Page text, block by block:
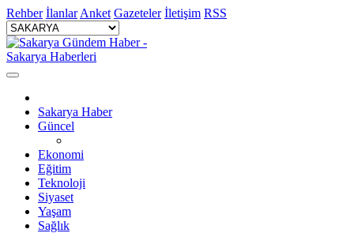
Rehber İlanlar Anket Gazeteler İletişim RSS
Sakarya Haber
Güncel
Ekonomi
Eğitim
Teknoloji
Siyaset
Yaşam
Sağlık